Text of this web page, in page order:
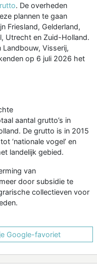
. De overheden
plannen te gaan
Friesland, Gelderland,
Utrecht en Zuid-Holland.
Landbouw, Visserij,
op 6 juli 2026 het
aantal grutto’s in
De grutto is in 2015
‘nationale vogel’ en
landelijk gebied.
van
door subsidie te
collectieven voor
Google-favoriet